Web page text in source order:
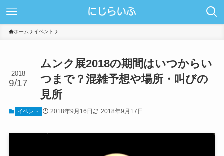
ホーム イベント
ムンク展2018の期間はいつからい
つまで？混雑予想や場所・叫びの
見所
2018
9/17
イベント 2018年9月16日 2018年9月17日